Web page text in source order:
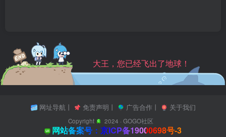
大王，您已经飞出了地球！
网址导航丨 免责声明 丨 广告合作丨 关于我们
Copyright 2024 ·GOGO社区
网站备案号：京ICP备19000698号-3